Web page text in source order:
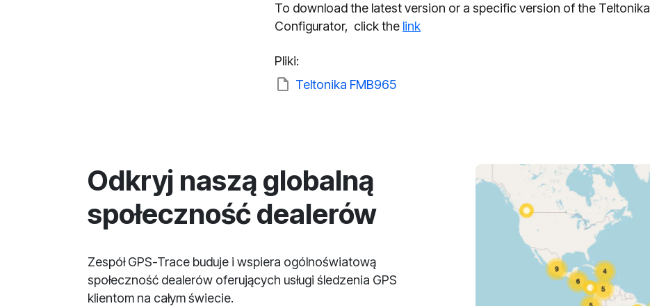
To download the latest version or a specific version of the Teltonika
Configurator, click the link
Pliki:
Teltonika FMB965
Odkryj naszą globalną
społeczność dealerów
Zespół GPS-Trace buduje i wspiera ogólnoświatową
społeczność dealerów oferujących usługi śledzenia GPS
klientom na całym świecie.